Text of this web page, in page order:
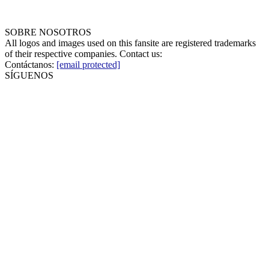
SOBRE NOSOTROS
All logos and images used on this fansite are registered trademarks
of their respective companies. Contact us:
Contáctanos: [email protected]
SÍGUENOS